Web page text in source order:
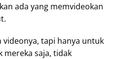
ada yang memvideokan
videonya, tapi hanya untuk
mereka saja, tidak